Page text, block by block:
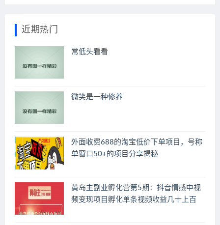
近期热门
常低头看看
微笑是一种修养
外面收费688的淘宝低价下单项目，号称
单窗口50+的项目分享揭秘
黄岛主副业孵化营第5期：抖音情感中视
频变现项目孵化单条视频收益几十上百